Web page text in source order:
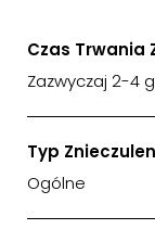
Czas Trwania
Zazwyczaj 2-4
Typ
Ogólne